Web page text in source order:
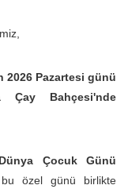
2026 Pazartesi günü
Çay Bahçesi'nde
Çocuk Günü
özel günü birlikte